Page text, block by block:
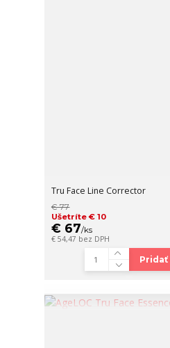
Tru Face Line Corrector
€ 77
Ušetríte € 10
€ 67/ks
€ 54,47 bez DPH
Pridať